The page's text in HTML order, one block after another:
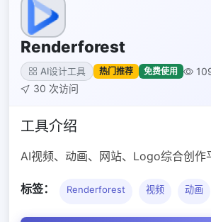
Renderforest
AI设计工具 热门推荐 免费使用
30 次访问
工具介绍
AI视频、动画、网站、Logo综合创作
标签： Renderforest 视频 动画